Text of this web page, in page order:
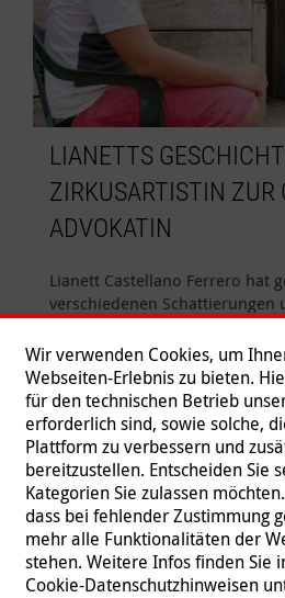
LIANETTS
ZIRKUSARTISTIN ZUR
ADVOKATIN
Lianett Castellano Ferrero hat
verschiedenen Schattierungen
Kunst und Kreativität liegen
wurde sie in Venezuela eine
Der Vorhang fiel für den
ohne Aussicht auf eine
waren die Tage der Zelte,
Applauses. Lianett beschloss,
auszuwandern. In Kolumbien
ihre Mitmenschen im
Hindernissen zum Trotz.
Weiterlesen
Wir verwenden Cookies, um
Webseiten-Erlebnis zu bieten.
für den technischen Betrieb
erforderlich sind, sowie solche,
Plattform zu verbessern und
bereitzustellen. Entscheiden Sie
Kategorien Sie zulassen
dass bei fehlender Zustimmung
mehr alle Funktionalitäten der
stehen. Weitere Infos finden Sie
Cookie-Datenschutzhinweisen